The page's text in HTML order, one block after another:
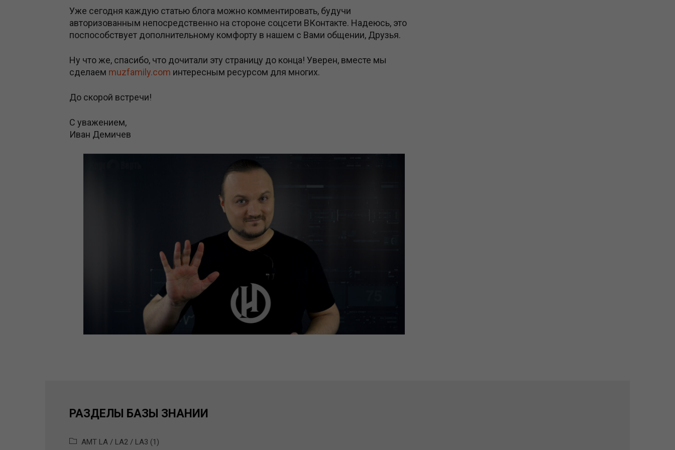
Уже сегодня каждую статью блога можно комментировать, будучи
авторизованным непосредственно на стороне соцсети ВКонтакте. Надеюсь, это
поспособствует дополнительному комфорту в нашем с Вами общении, Друзья.
Ну что же, спасибо, что дочитали эту страницу до конца! Уверен, вместе мы
сделаем muzfamily.com интересным ресурсом для многих.
До скорой встречи!
С уважением,
Иван Демичев
РАЗДЕЛЫ БАЗЫ ЗНАНИЙ
AMT LA / LA2 / LA3 (1)